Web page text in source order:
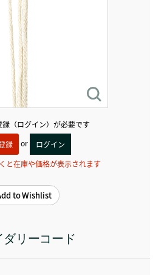
（ログイン）が必要です
録
or
ログイン
と在庫や価格が表示されます
ダリーコード
to Wishlist